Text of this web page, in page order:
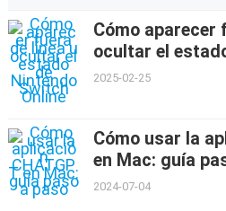
Cómo aparecer
ocultar el
Online
2025-02-25
Cómo usar la
en Mac: guía
2024-07-04